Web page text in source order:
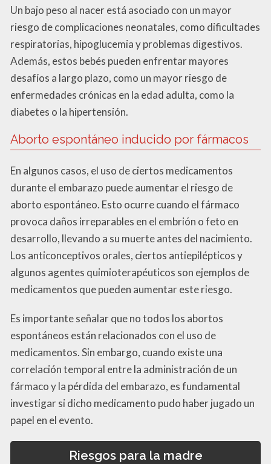
Un bajo peso al nacer está asociado con un mayor
riesgo de complicaciones neonatales, como dificultades
respiratorias, hipoglucemia y problemas digestivos.
Además, estos bebés pueden enfrentar mayores
desafíos a largo plazo, como un mayor riesgo de
enfermedades crónicas en la edad adulta, como la
diabetes o la hipertensión.
Aborto espontáneo inducido por fármacos
En algunos casos, el uso de ciertos medicamentos
durante el embarazo puede aumentar el riesgo de
aborto espontáneo. Esto ocurre cuando el fármaco
provoca daños irreparables en el embrión o feto en
desarrollo, llevando a su muerte antes del nacimiento.
Los anticonceptivos orales, ciertos antiepilépticos y
algunos agentes quimioterapéuticos son ejemplos de
medicamentos que pueden aumentar este riesgo.
Es importante señalar que no todos los abortos
espontáneos están relacionados con el uso de
medicamentos. Sin embargo, cuando existe una
correlación temporal entre la administración de un
fármaco y la pérdida del embarazo, es fundamental
investigar si dicho medicamento pudo haber jugado un
papel en el evento.
Riesgos para la madre